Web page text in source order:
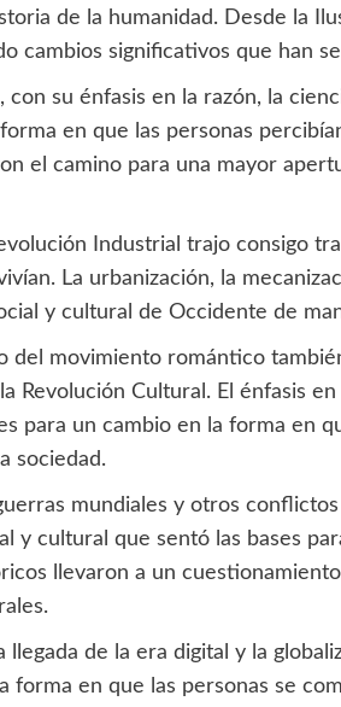
de la humanidad. Desde la
cambios significativos que han
con su énfasis en la razón, la
en que las personas
el camino para una mayor
Industrial trajo consigo
La urbanización, la
y cultural de Occidente de
del movimiento romántico
Revolución Cultural. El énfasis
para un cambio en la forma en
sociedad.
mundiales y otros
y cultural que sentó las bases
llevaron a un
llegada de la era digital y la
forma en que las personas se